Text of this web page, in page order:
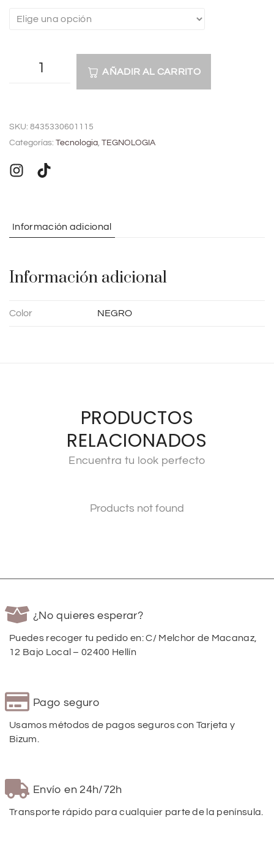
AÑADIR AL CARRITO
t
e
r
i
e
:
SKU: 8435330601115
Categorías: Tecnologia, TEGNOLOGIA
Información adicional
Información adicional
Color NEGRO
PRODUCTOS
RELACIONADOS
Encuentra tu look perfecto
Products not found
¿No quieres esperar?
Puedes recoger tu pedido en: C/ Melchor de Macanaz,
12 Bajo Local – 02400 Hellín
Pago seguro
Usamos métodos de pagos seguros con Tarjeta y
Bizum.
Envío en 24h/72h
Transporte rápido para cualquier parte de la península.